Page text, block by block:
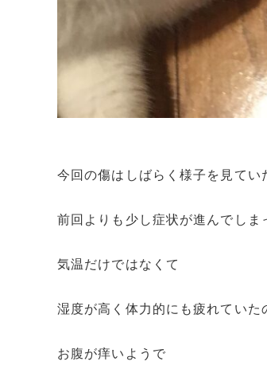
今回の傷はしばらく様子を見てい
前回よりも少し症状が進んでしま
気温だけではなくて
湿度が高く体力的にも疲れていた
お腹が痒いようで